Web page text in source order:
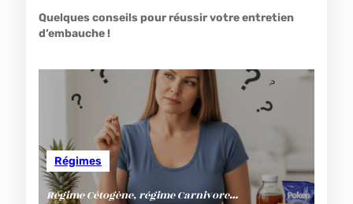
Quelques conseils pour réussir votre entretien
d’embauche !
Régimes
Régime Cétogène, régime Carnivore…